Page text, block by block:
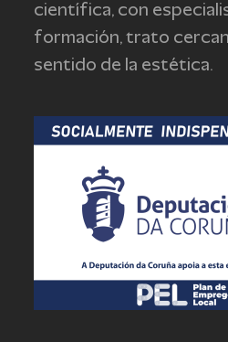
científica, con
formación, trato
sentido de la estética.